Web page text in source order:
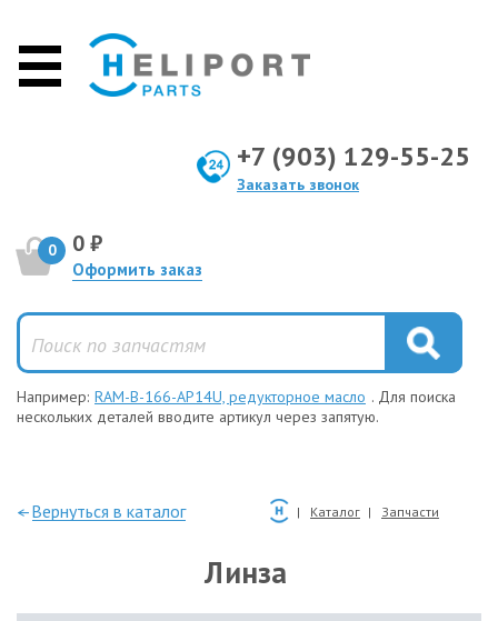
+7 (903) 129-55-25
Заказать звонок
0 0 ₽
Оформить заказ
Например: RAM-B-166-AP14U, редукторное масло . Для поиска
нескольких деталей вводите артикул через запятую.
—Вернуться в каталог Каталог Запчасти
Линза